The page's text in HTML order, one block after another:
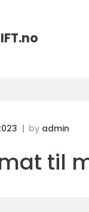
no
by admin
til